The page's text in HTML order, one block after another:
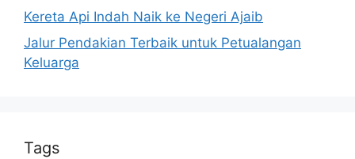
Kereta Api Indah Naik ke Negeri Ajaib
Jalur Pendakian Terbaik untuk Petualangan
Keluarga
Tags